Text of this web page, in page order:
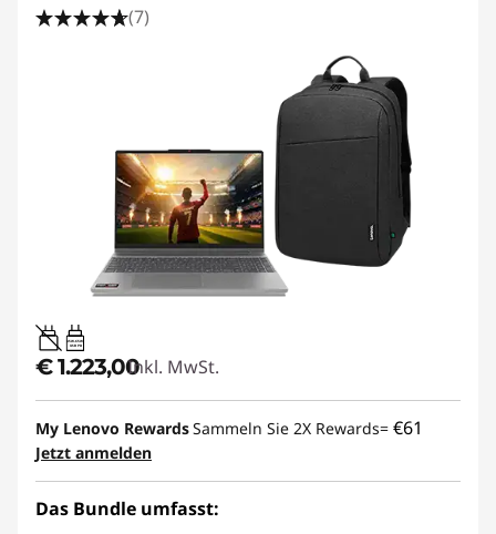
(7)
45W-65W
USB PD
€ 1.223,00Inkl. MwSt.
My Lenovo RewardsSammeln Sie 2X Rewards= €61
Jetzt anmelden
Das Bundle umfasst: